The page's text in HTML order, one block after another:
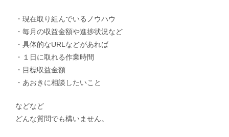
・現在取り組んでいるノウハウ
・毎月の収益金額や進捗状況など
・具体的なURLなどがあれば
・１日に取れる作業時間
・目標収益金額
・あおきに相談したいこと
などなど
どんな質問でも構いません。